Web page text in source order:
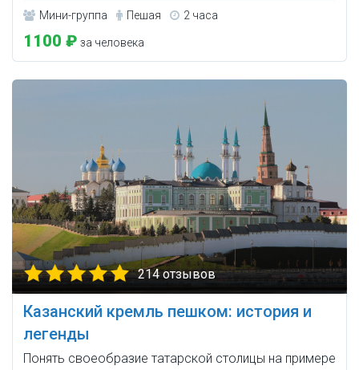
Мини-группа Пешая 2 часа
1100 ₽ за человека
214 отзывов
Казанский кремль пешком: история и
легенды
Понять своеобразие татарской столицы на примере